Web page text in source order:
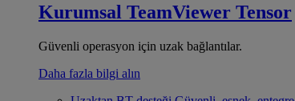
Kurumsal TeamViewer Tensor
Güvenli operasyon için uzak bağlantılar.
Daha fazla bilgi alın